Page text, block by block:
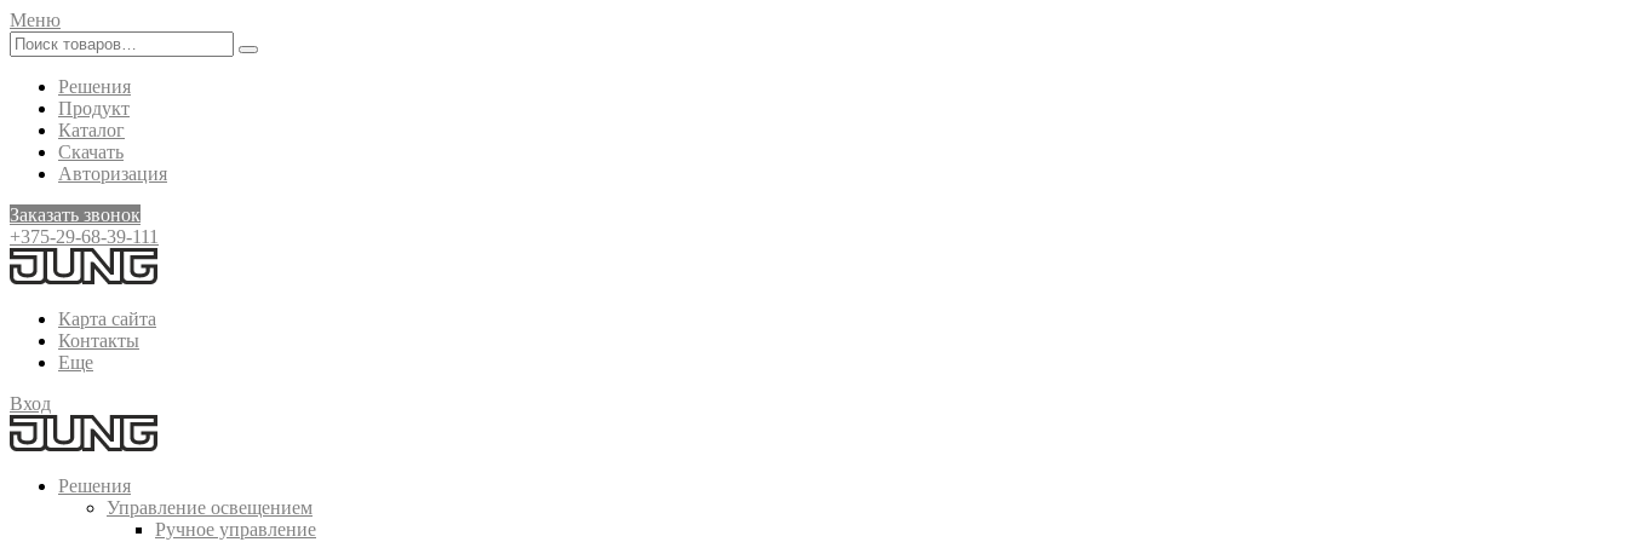
Меню
Решения
Продукт
Каталог
Скачать
Авторизация
Заказать звонок
+375-29-68-39-111
Карта сайта
Контакты
Еще
Вход
Решения
Управление освещением
Ручное управление